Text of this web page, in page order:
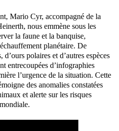
Mario Cyr, accompagné de la
nous emmène sous les
la faune et la banquise,
planétaire. De
polaires et d’autres espèces
entrecoupées d’infographies
l’urgence de la situation. Cette
des anomalies constatées
et alerte sur les risques